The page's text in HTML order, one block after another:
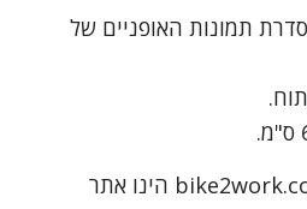
תמונות האופניים של
חשוב שתדעו: אתר bike2work.co.il הינו אתר